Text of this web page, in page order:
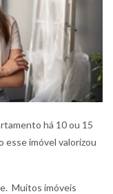
há 10 ou 15
esse imóvel valorizou
Muitos imóveis